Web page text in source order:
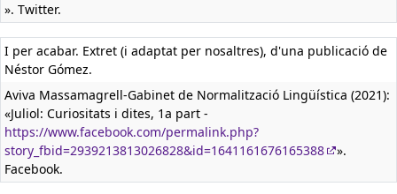
». Twitter.
I per acabar. Extret (i adaptat per nosaltres), d'una publicació de
Néstor Gómez.
Aviva Massamagrell-Gabinet de Normalització Lingüística (2021):
«Juliol: Curiositats i dites, 1a part -
https://www.facebook.com/permalink.php?
story_fbid=2939213813026828&id=1641161676165388
».
Facebook.